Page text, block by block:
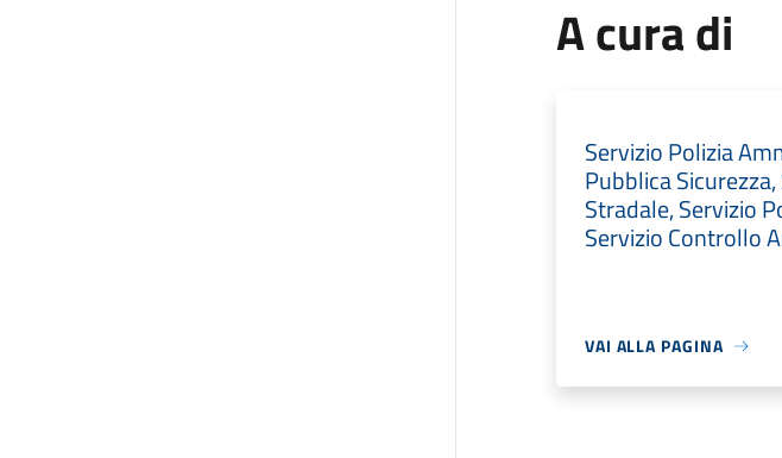
A cura di
Servizio Polizia
Pubblica
Stradale, Servizio
Servizio Controllo
VAI ALLA PAGINA